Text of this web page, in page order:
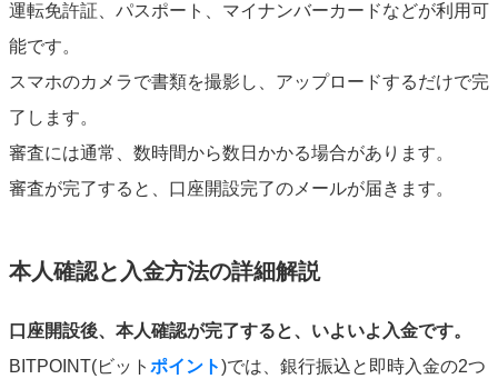
運転免許証、パスポート、マイナンバーカードなどが利用可
能です。
スマホのカメラで書類を撮影し、アップロードするだけで完
了します。
審査には通常、数時間から数日かかる場合があります。
審査が完了すると、口座開設完了のメールが届きます。
本人確認と入金方法の詳細解説
口座開設後、本人確認が完了すると、いよいよ入金です。
BITPOINT(ビット ポイント)では、銀行振込と即時入金の2つ